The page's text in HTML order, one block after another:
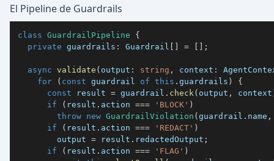
El Pipeline de Guardrails
class GuardrailPipeline
{
private guardrails : Guardrail [ ] = [ ] ;
async validate ( output : string , context :
for
( const guardrail of this . guardrails )
{
const result = guardrail . check ( output , context
if
( result . action === 'BLOCK' )
throw new GuardrailViolation (guardrail . name ,
if
( result . action === 'REDACT' )
        output
= result . redactedOutput ;
if
( result . action === 'FLAG' )